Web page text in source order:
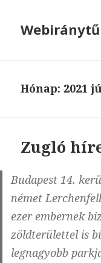
Webiránytű
Hónap: 2021
Zugló
Budapest 14.
német
ezer embernek
zöldterülettel is
legnagyobb